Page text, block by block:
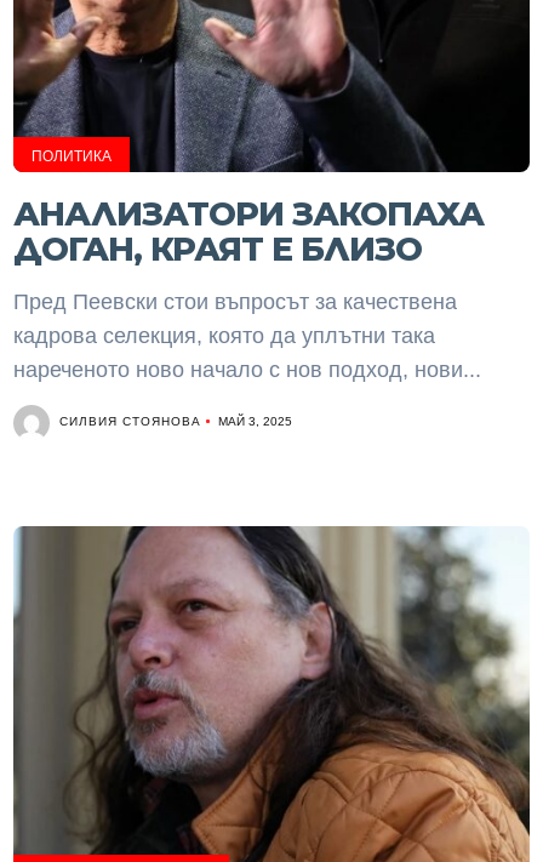
ПОЛИТИКА
АНАЛИЗАТОРИ ЗАКОПАХА
ДОГАН, КРАЯТ Е БЛИЗО
Пред Пеевски стои въпросът за качествена
кадрова селекция, която да уплътни така
нареченото ново начало с нов подход, нови...
СИЛВИЯ СТОЯНОВА МАЙ 3, 2025